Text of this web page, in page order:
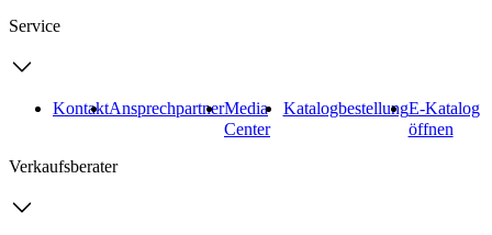
Service
KontaktAnsprechpartnerMedia
Center
KatalogbestellungE-Katalog
öffnen
Verkaufsberater